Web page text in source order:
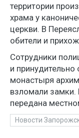
территории
храма у
церкви. В
обители и
Сотрудники
и принудительно
монастыря
взломали
передана
Новости